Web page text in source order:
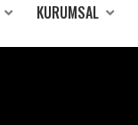
KURUMSAL